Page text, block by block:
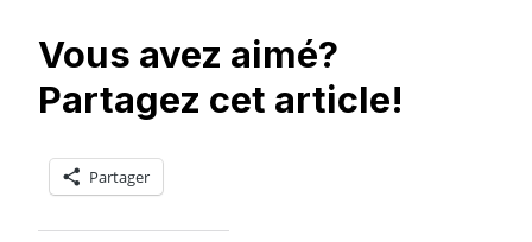
Vous avez aimé?
Partagez cet article!
Partager